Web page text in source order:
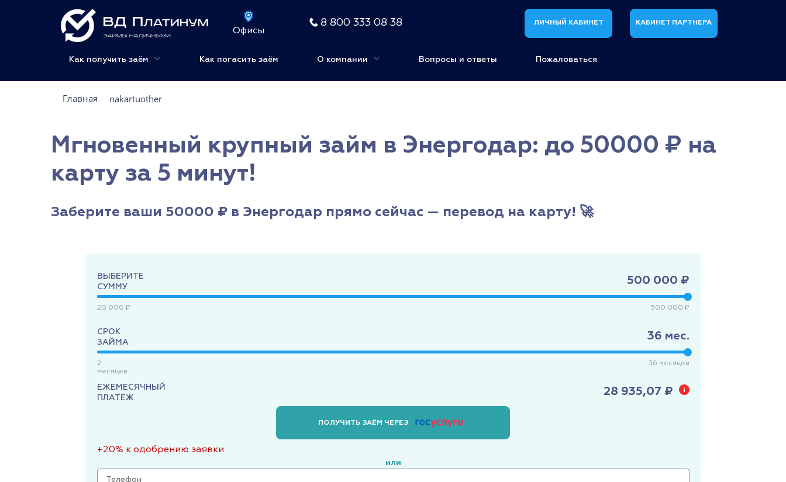
Офисы
8 800 333 08 38 ЛИЧНЫЙ КАБИНЕТ КАБИНЕТ ПАРТНЕРА
Как получить заём Как погасить заём О компании Вопросы и ответы Пожаловаться
Главная nakartuother
Мгновенный крупный займ в Энергодар: до 50000 ₽ на
карту за 5 минут!
Заберите ваши 50000 ₽ в Энергодар прямо сейчас — перевод на карту! 🚀
ВЫБЕРИТЕ
СУММУ
500 000 ₽
20 000 ₽ 500 000 ₽
СРОК
ЗАЙМА
36 мес.
2
месяцев
36 месяцев
ЕЖЕМЕСЯЧНЫЙ
ПЛАТЕЖ
28 935,07 ₽
ПОЛУЧИТЬ ЗАЁМ ЧЕРЕЗ
+20% к одобрению заявки
или